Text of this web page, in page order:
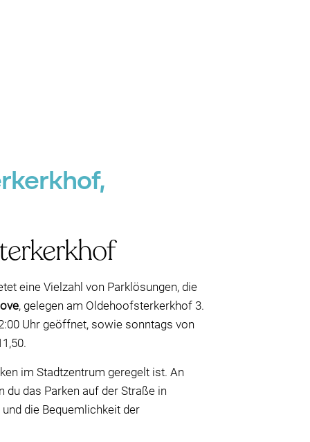
eine Vielzahl von Parklösungen, die
, gelegen am Oldehoofsterkerkhof 3.
Uhr geöffnet, sowie sonntags von
im Stadtzentrum geregelt ist. An
du das Parken auf der Straße in
die Bequemlichkeit der